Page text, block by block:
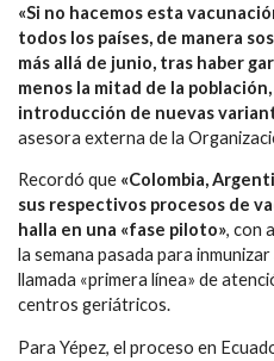
«Si no hacemos esta
todos los países, de manera
más allá de junio, tras haber
menos la mitad de la
introducción de nuevas
asesora externa de la
Recordó que «Colombia,
sus respectivos procesos de
halla en una «fase piloto», con
la semana pasada para
llamada «primera línea» de
centros geriátricos.
Para Yépez, el proceso en